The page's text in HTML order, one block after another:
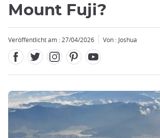
Mount Fuji?
Veröffentlicht am : 27/04/2026 Von : Joshua